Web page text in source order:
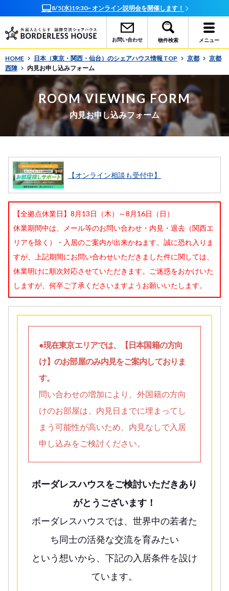
8/5(水)19:30~ オンライン説明会を開催します！
お問い合わせ 物件検索 メニュー
HOME 日本（東京・関西・仙台）のシェアハウス情報 TOP 京都
京都
西陣
内見お申し込みフォーム
ROOM VIEWING FORM
内見お申し込みフォーム
【オンライン相談も受付中】
【全拠点休業日】8月13日（木）～8月16日（日）
休業期間中は、メール等のお問い合わせ・内見・退去（関西エ
リアを除く）・入居のご案内が出来かねます。誠に恐れ入りま
すが、上記期間にお問い合わせいただきました件に関しては、
休業明けに順次対応させていただきます。ご迷惑をおかけいた
しますが、何卒ご了承くださいますようお願いいたします。
●現在東京エリアでは、【日本国籍の方向
け】のお部屋のみ内見をご案内しておりま
す。
問い合わせの増加により、外国籍の方向
けのお部屋は、内見日までに埋まってし
まう可能性が高いため、内見なしで入居
申し込みをご検討ください。
ボーダレスハウスをご検討いただきあり
がとうございます！
ボーダレスハウスでは、世界中の若者た
ち同士の活発な交流を育みたい
という想いから、下記の入居条件を設け
ています。